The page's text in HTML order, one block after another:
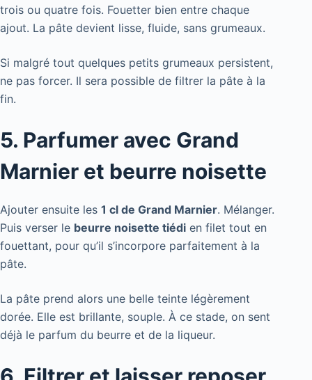
trois ou quatre fois. Fouetter bien entre chaque
ajout. La pâte devient lisse, fluide, sans grumeaux.
Si malgré tout quelques petits grumeaux persistent,
ne pas forcer. Il sera possible de filtrer la pâte à la
fin.
5. Parfumer avec Grand
Marnier et beurre noisette
Ajouter ensuite les 1 cl de Grand Marnier. Mélanger.
Puis verser le beurre noisette tiédi en filet tout en
fouettant, pour qu’il s’incorpore parfaitement à la
pâte.
La pâte prend alors une belle teinte légèrement
dorée. Elle est brillante, souple. À ce stade, on sent
déjà le parfum du beurre et de la liqueur.